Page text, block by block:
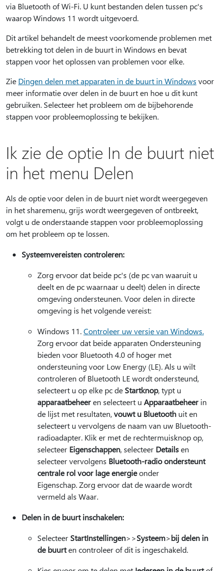
via Bluetooth of Wi-Fi. U kunt bestanden delen tussen pc's
waarop Windows 11 wordt uitgevoerd.
Dit artikel behandelt de meest voorkomende problemen met
betrekking tot delen in de buurt in Windows en bevat
stappen voor het oplossen van problemen voor elke.
Zie Dingen delen met apparaten in de buurt in Windows voor
meer informatie over delen in de buurt en hoe u dit kunt
gebruiken. Selecteer het probleem om de bijbehorende
stappen voor probleemoplossing te bekijken.
Ik zie de optie In de buurt niet
in het menu Delen
Als de optie voor delen in de buurt niet wordt weergegeven
in het sharemenu, grijs wordt weergegeven of ontbreekt,
volgt u de onderstaande stappen voor probleemoplossing
om het probleem op te lossen.
Systeemvereisten controleren:
Zorg ervoor dat beide pc's (de pc van waaruit u
deelt en de pc waarnaar u deelt) delen in directe
omgeving ondersteunen. Voor delen in directe
omgeving is het volgende vereist:
Windows 11.Controleer uw versie van Windows.
Zorg ervoor dat beide apparaten Ondersteuning
bieden voor Bluetooth 4.0 of hoger met
ondersteuning voor Low Energy (LE). Als u wilt
controleren of Bluetooth LE wordt ondersteund,
selecteert u op elke pc de Startknop, typt u
apparaatbeheeren selecteert u Apparaatbeheerin
de lijst met resultaten,vouwt u Bluetooth uit en
selecteert u vervolgens de naam van uw Bluetooth-
radioadapter. Klik er met de rechtermuisknop op,
selecteer Eigenschappen, selecteer Detailsen
selecteer vervolgens Bluetooth-radio ondersteunt
centrale rol voor lage energieonder
Eigenschap. Zorg ervoor dat de waarde wordt
vermeld als Waar.
Delen in de buurt inschakelen:
Selecteer StartInstellingen>>Systeem>bij delen in
de buurten controleer of dit is ingeschakeld.